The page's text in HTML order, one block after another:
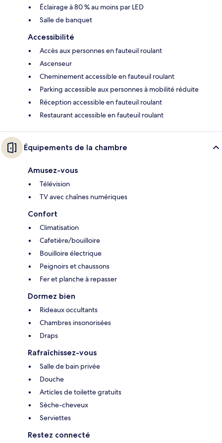
Éclairage à 80 % au moins par LED
Salle de banquet
Accessibilité
Accès aux personnes en fauteuil roulant
Ascenseur
Cheminement accessible en fauteuil roulant
Parking accessible aux personnes à mobilité réduite
Réception accessible en fauteuil roulant
Restaurant accessible en fauteuil roulant
Équipements de la chambre
Amusez-vous
Télévision
TV avec chaînes numériques
Confort
Climatisation
Cafetière/bouilloire
Bouilloire électrique
Peignoirs et chaussons
Fer et planche à repasser
Dormez bien
Rideaux occultants
Chambres insonorisées
Draps
Rafraîchissez-vous
Salle de bain privée
Douche
Articles de toilette gratuits
Sèche-cheveux
Serviettes
Restez connecté